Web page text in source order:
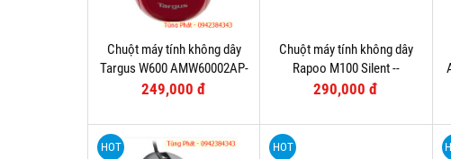
Chuột máy tính không dây
Targus W600 AMW60002AP-
52
249,000 đ
Chuột máy tính không dây
Rapoo M100 Silent --
Bluetooth
290,000 đ
HOT HOT